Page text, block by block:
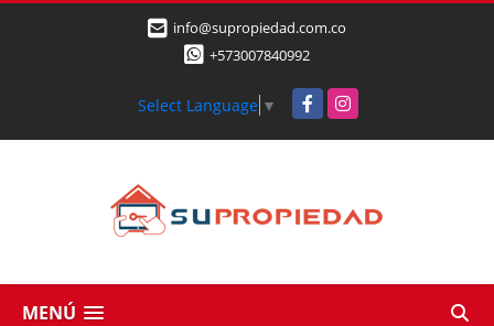
info@supropiedad.com.co
+573007840992
Select Language ▼ FacebookInstagram
MENÚ